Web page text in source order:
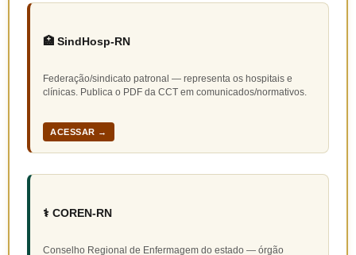
🏥 SindHosp-RN
Federação/sindicato patronal — representa os hospitais e
clínicas. Publica o PDF da CCT em comunicados/normativos.
ACESSAR →
⚕️ COREN-RN
Conselho Regional de Enfermagem do estado — órgão